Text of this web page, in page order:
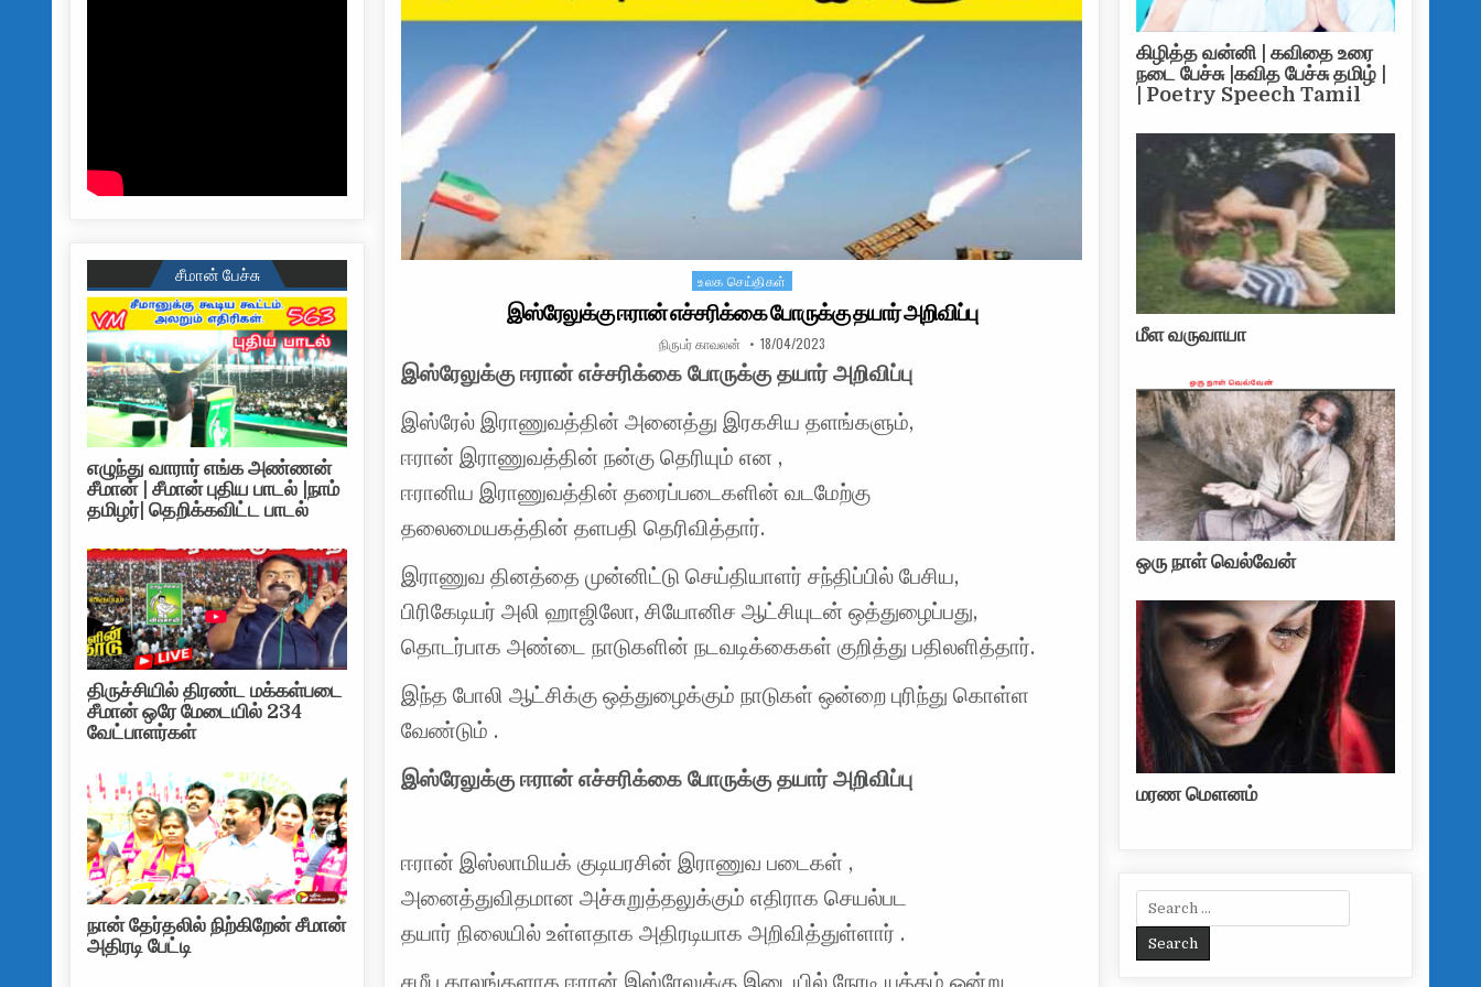
Posted in
உலக செய்திகள்
இஸ்ரேலுக்கு ஈரான் எச்சரிக்கை போருக்கு தயார் அறிவிப்பு
AUTHOR:
நிருபர் காவலன் PUBLISHED DATE:
18/04/2023
இஸ்ரேலுக்கு ஈரான் எச்சரிக்கை போருக்கு தயார் அறிவிப்பு
இஸ்ரேல் இராணுவத்தின் அனைத்து இரகசிய தளங்களும்,
ஈரான் இராணுவத்தின் நன்கு தெரியும் என ,
ஈரானிய இராணுவத்தின் தரைப்படைகளின் வடமேற்கு
தலைமையகத்தின் தளபதி தெரிவித்தார்.
இராணுவ தினத்தை முன்னிட்டு செய்தியாளர் சந்திப்பில் பேசிய,
பிரிகேடியர் அலி ஹாஜிலோ, சியோனிச ஆட்சியுடன் ஒத்துழைப்பது,
தொடர்பாக அண்டை நாடுகளின் நடவடிக்கைகள் குறித்து பதிலளித்தார்.
இந்த போலி ஆட்சிக்கு ஒத்துழைக்கும் நாடுகள் ஒன்றை புரிந்து கொள்ள
வேண்டும் .
இஸ்ரேலுக்கு ஈரான் எச்சரிக்கை போருக்கு தயார் அறிவிப்பு
ஈரான் இஸ்லாமியக் குடியரசின் இராணுவ படைகள் ,
அனைத்துவிதமான அச்சுறுத்தலுக்கும் எதிராக செயல்பட
தயார் நிலையில் உள்ளதாக அதிரடியாக அறிவித்துள்ளார் .
சீமான் பேச்சு
எழுந்து வாரார் எங்க அண்ணன்
சீமான் | சீமான் புதிய பாடல் |நாம்
தமிழர்| தெறிக்கவிட்ட பாடல்
திருச்சியில் திரண்ட மக்கள்படை
சீமான் ஒரே மேடையில் 234
வேட்பாளர்கள்
நான் தேர்தலில் நிற்கிறேன் சீமான்
அதிரடி பேட்டி
கிழித்த வன்னி | கவிதை உரை
நடை பேச்சு |கவித பேச்சு தமிழ் |
| Poetry Speech Tamil
மீள வருவாயா
ஒரு நாள் வெல்வேன்
மரண மௌனம்
Search for: